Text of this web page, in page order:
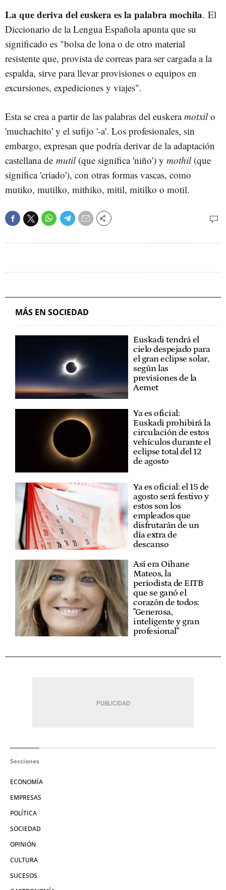
La que deriva del euskera es la palabra mochila. El
Diccionario de la Lengua Española apunta que su
significado es "bolsa de lona o de otro material
resistente que, provista de correas para ser cargada a la
espalda, sirve para llevar provisiones o equipos en
excursiones, expediciones y viajes".
Esta se crea a partir de las palabras del euskeramotxilo
'muchachito' y el sufijo '-a'. Los profesionales, sin
embargo, expresan que podría derivar de la adaptación
castellana de mutil(que significa 'niño') y mothil(que
significa 'criado'), con otras formas vascas, como
mutiko, mutilko, mithiko, mitil, mitilko o motil.
MÁS EN SOCIEDAD
Euskadi tendrá el
cielo despejado para
el gran eclipse solar,
según las
previsiones de la
Aemet
Ya es oficial:
Euskadi prohibirá la
circulación de estos
vehículos durante el
eclipse total del 12
de agosto
Ya es oficial: el 15 de
agosto será festivo y
estos son los
empleados que
disfrutarán de un
día extra de
descanso
Así era Oihane
Mateos, la
periodista de EITB
que se ganó el
corazón de todos:
"Generosa,
inteligente y gran
profesional"
Secciones
ECONOMÍA
EMPRESAS
POLÍTICA
SOCIEDAD
OPINIÓN
CULTURA
SUCESOS